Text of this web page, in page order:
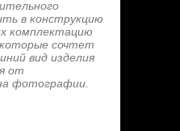
в конструкцию
комплектацию
сочтет
вид изделия
от
фотографии.